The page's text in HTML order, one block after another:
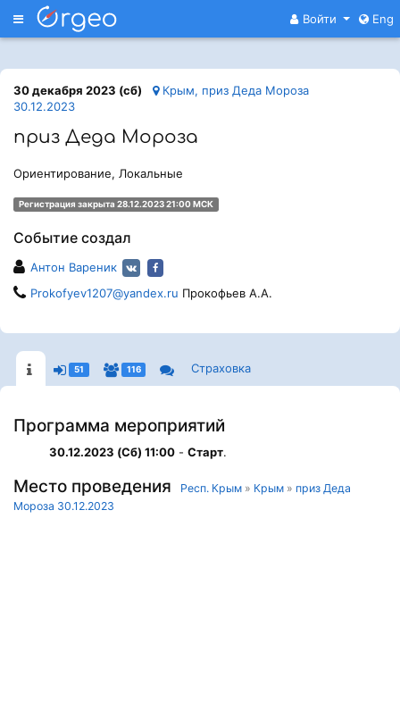
Меню Войти Eng
30 декабря 2023 (сб)
Крым, приз Деда Мороза
30.12.2023
приз Деда Мороза
Ориентирование, Локальные
Регистрация закрыта 28.12.2023 21:00 МСК
Событие создал
Антон Вареник
Prokofyev1207@yandex.ru Прокофьев А.А.
51 116 Страховка
Программа мероприятий
30.12.2023 (Сб) 11:00 - Старт.
Место проведения Респ. Крым » Крым » приз Деда
Мороза 30.12.2023